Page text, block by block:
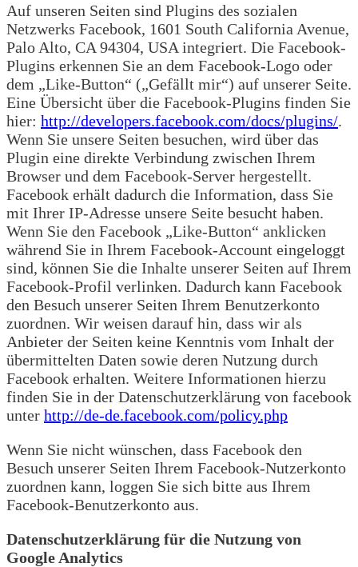
Auf unseren Seiten sind Plugins des sozialen
Netzwerks Facebook, 1601 South California Avenue,
Palo Alto, CA 94304, USA integriert. Die Facebook-
Plugins erkennen Sie an dem Facebook-Logo oder
dem „Like-Button“ („Gefällt mir“) auf unserer Seite.
Eine Übersicht über die Facebook-Plugins finden Sie
hier: http://developers.facebook.com/docs/plugins/.
Wenn Sie unsere Seiten besuchen, wird über das
Plugin eine direkte Verbindung zwischen Ihrem
Browser und dem Facebook-Server hergestellt.
Facebook erhält dadurch die Information, dass Sie
mit Ihrer IP-Adresse unsere Seite besucht haben.
Wenn Sie den Facebook „Like-Button“ anklicken
während Sie in Ihrem Facebook-Account eingeloggt
sind, können Sie die Inhalte unserer Seiten auf Ihrem
Facebook-Profil verlinken. Dadurch kann Facebook
den Besuch unserer Seiten Ihrem Benutzerkonto
zuordnen. Wir weisen darauf hin, dass wir als
Anbieter der Seiten keine Kenntnis vom Inhalt der
übermittelten Daten sowie deren Nutzung durch
Facebook erhalten. Weitere Informationen hierzu
finden Sie in der Datenschutzerklärung von facebook
unter http://de-de.facebook.com/policy.php
Wenn Sie nicht wünschen, dass Facebook den
Besuch unserer Seiten Ihrem Facebook-Nutzerkonto
zuordnen kann, loggen Sie sich bitte aus Ihrem
Facebook-Benutzerkonto aus.
Datenschutzerklärung für die Nutzung von
Google Analytics